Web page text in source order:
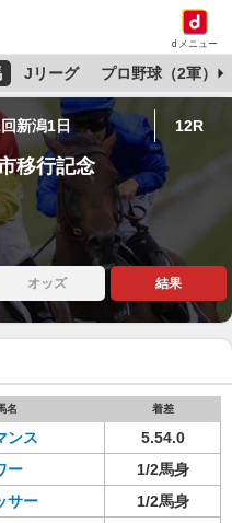
dメニュー
Jリーグ プロ野球（2軍）
新潟1日 12R
移行記念
オッズ 結果
名 着差
ンス
5.54.0
ー
1/2馬身
サー
1/2馬身